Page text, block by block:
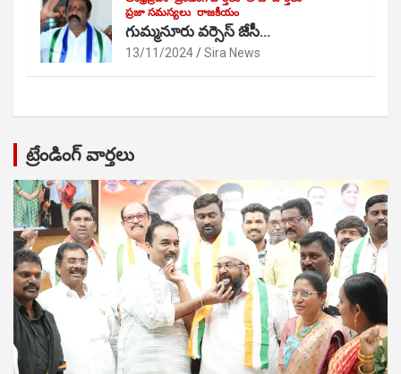
ప్రజా సమస్యలు రాజకీయం
గుమ్మనూరు వర్సెస్ జేసీ…
13/11/2024 Sira News
ట్రేండింగ్ వార్తలు